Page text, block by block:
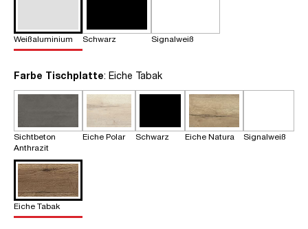
Weißaluminium Schwarz Signalweiß
Farbe Tischplatteauswählen
: Eiche Tabak
Sichtbeton
Anthrazit
Eiche Polar Schwarz Eiche Natura Signalweiß
Eiche Tabak